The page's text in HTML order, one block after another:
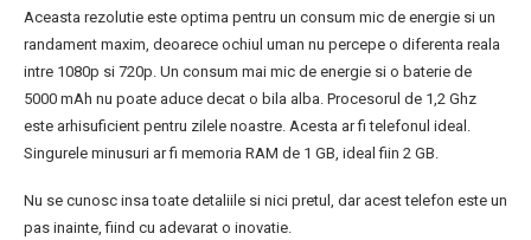
Aceasta rezolutie este optima pentru un consum mic de energie si un
randament maxim, deoarece ochiul uman nu percepe o diferenta reala
intre 1080p si 720p. Un consum mai mic de energie si o baterie de
5000 mAh nu poate aduce decat o bila alba. Procesorul de 1,2 Ghz
este arhisuficient pentru zilele noastre. Acesta ar fi telefonul ideal.
Singurele minusuri ar fi memoria RAM de 1 GB, ideal fiin 2 GB.
Nu se cunosc insa toate detaliile si nici pretul, dar acest telefon este un
pas inainte, fiind cu adevarat o inovatie.